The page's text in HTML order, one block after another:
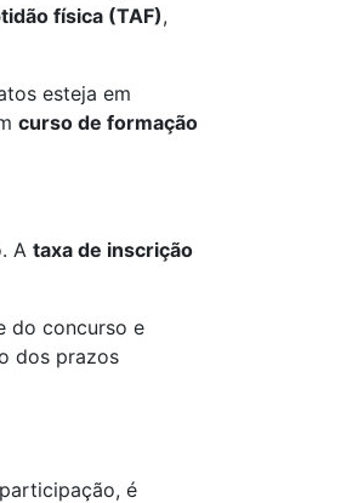
física (TAF),
esteja em
curso de formação
A taxa de inscrição
do concurso e
dos prazos
é